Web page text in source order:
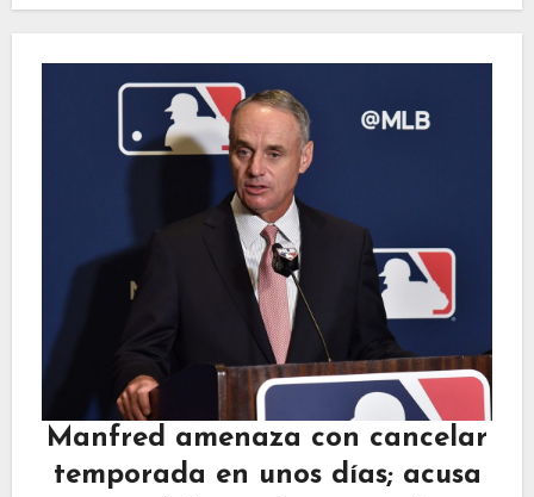
Manfred amenaza con cancelar
temporada en unos días; acusa